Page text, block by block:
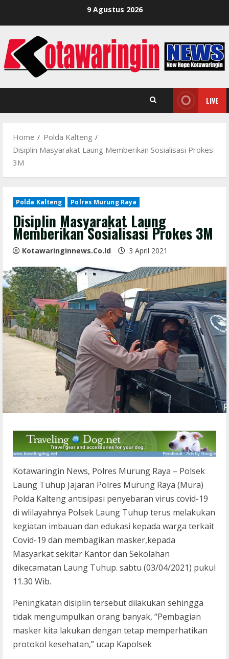
9 Agustus 2026
LIVE
Home
Polda Kalteng
Disiplin Masyarakat Laung Memberikan Sosialisasi Prokes
3M
Polda Kalteng Polres Murung Raya
Disiplin Masyarakat Laung
Memberikan Sosialisasi Prokes 3M
Kotawaringinnews.co.id 3 April 2021
Kotawaringin News, Polres Murung Raya – Polsek
Laung Tuhup Jajaran Polres Murung Raya (Mura)
Polda Kalteng antisipasi penyebaran virus covid-19
di wlilayahnya Polsek Laung Tuhup terus melakukan
kegiatan imbauan dan edukasi kepada warga terkait
Covid-19 dan membagikan masker,kepada
Masyarkat sekitar Kantor dan Sekolahan
dikecamatan Laung Tuhup. sabtu (03/04/2021) pukul
11.30 Wib.
Peningkatan disiplin tersebut dilakukan sehingga
tidak mengumpulkan orang banyak, “Pembagian
masker kita lakukan dengan tetap memperhatikan
protokol kesehatan,” ucap Kapolsek